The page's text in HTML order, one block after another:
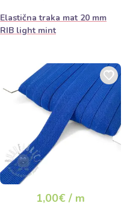
Elastična traka mat 20 mm
RIB light mint
1,00€ / m